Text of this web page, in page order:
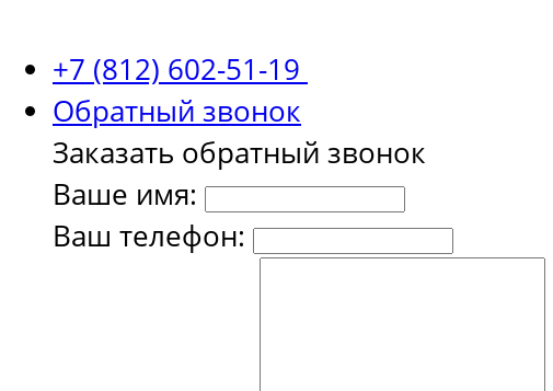
+7 (812) 602-51-19
Обратный звонок
Заказать обратный звонок
Ваше имя:
Ваш телефон: